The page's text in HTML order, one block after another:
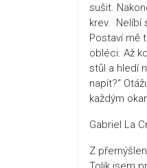
sušit.
krev. Nelíbí
Postaví mě
obléci. Až
stůl a hledí
napít?“
každým
Gabriel La
Z